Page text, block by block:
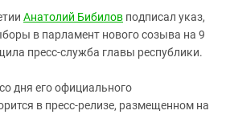
Анатолий Бибилов подписал указ,
в парламент нового созыва на 9
пресс-служба главы республики.
дня его официального
в пресс-релизе, размещенном на